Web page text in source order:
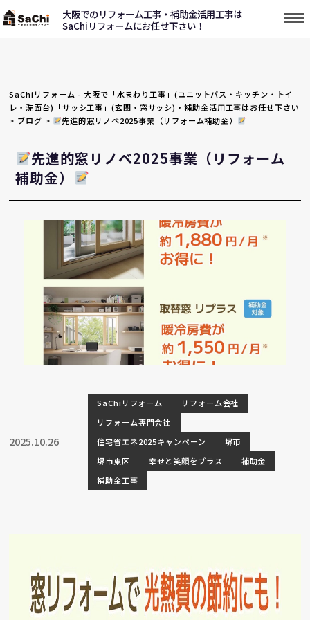
大阪でのリフォーム工事・補助金活用工事は
SaChiリフォームにお任せ下さい！
SaChiリフォーム - 大阪で「水まわり工事」(ユニットバス・キッチン・トイ
レ・洗面台)「サッシ工事」(玄関・窓サッシ)・補助金活用工事はお任せ下さい
> ブログ > 先進的窓リノベ2025事業（リフォーム補助金）
先進的窓リノベ2025事業（リフォーム
補助金）
2025.10.26
SaChiリフォーム
リフォーム会社
リフォーム専門会社
住宅省エネ2025キャンペーン
堺市
堺市東区
幸せと笑顔をプラス
補助金
補助金工事